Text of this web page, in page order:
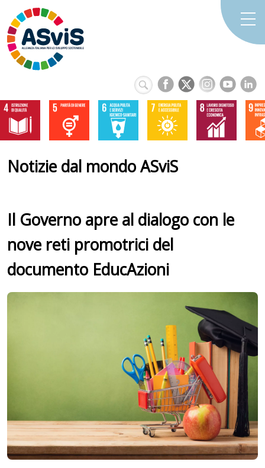
Notizie dal mondo ASviS
Il Governo apre al dialogo con le
nove reti promotrici del
documento EducAzioni